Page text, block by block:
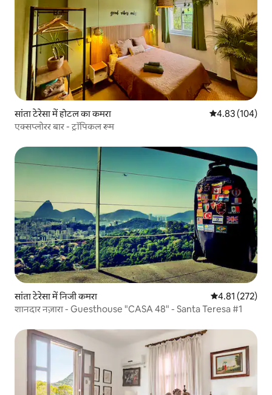
सांता टेरेसा में होटल का कमरा औसत रेटिंग 5 में से
4.83 (104)
एक्सप्लोरर बार - ट्रॉपिकल रूम
सांता टेरेसा में निजी कमरा औसत रेटिंग 5 में से
4.81 (272)
शानदार नज़ारा - Guesthouse "CASA 48" - Santa Teresa #1